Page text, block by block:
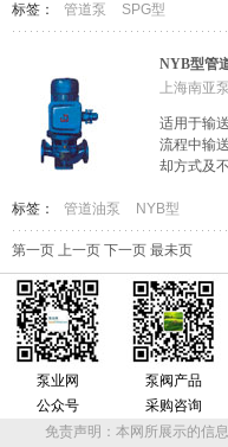
标签： 管道泵 SPG型
NYB型管
上海南亚
适用于输
流程中输
却方式及
标签： 管道油泵 NYB型
第一页 上一页 下一页 最未页
泵业网
公众号
泵阀产品
采购咨询
免责声明：本网所展示的信